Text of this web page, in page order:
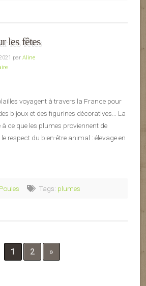
les fêtes
par Aline
voyagent à travers la France pour
bijoux et des figurines décoratives… La
ce que les plumes proviennent de
respect du bien-être animal : élevage en
Poules Tags: plumes
1 2 »